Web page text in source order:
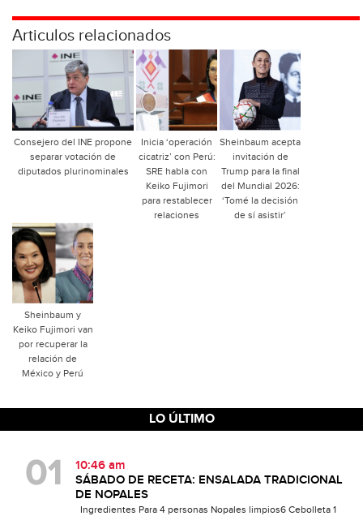
Articulos relacionados
Consejero del INE propone
separar votación de
diputados plurinominales
Inicia ‘operación
cicatriz’ con Perú:
SRE habla con
Keiko Fujimori
para restablecer
relaciones
Sheinbaum acepta
invitación de
Trump para la final
del Mundial 2026:
‘Tomé la decisión
de sí asistir’
Sheinbaum y
Keiko Fujimori van
por recuperar la
relación de
México y Perú
LO ÚLTIMO
10:46 am
SÁBADO DE RECETA: ENSALADA TRADICIONAL
DE NOPALES
Ingredientes Para 4 personas Nopales limpios6 Cebolleta 1